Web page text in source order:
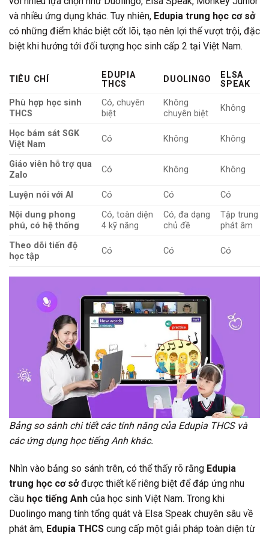
và nhiều ứng dụng khác. Tuy nhiên, Edupia trung học cơ sở
có những điểm khác biệt cốt lõi, tạo nên lợi thế vượt trội, đặc
biệt khi hướng tới đối tượng học sinh cấp 2 tại Việt Nam.
TIÊU CHÍ
EDUPIA
THCS
DUOLINGO
ELSA
SPEAK
Phù hợp học sinh
THCS
Có, chuyên
biệt
Không
chuyên biệt
Không
Học bám sát SGK
Việt Nam
Có Không Không
Giáo viên hỗ trợ qua
Zalo
Có Không Không
Luyện nói với AI Có Có
Có
Nội dung phong
phú, có hệ thống
Có, toàn diện
4 kỹ năng
Có, đa dạng
chủ đề
Tập trung
phát âm
Theo dõi tiến độ
học tập
Có Có Có
Bảng so sánh chi tiết các tính năng của Edupia THCS và
các ứng dụng học tiếng Anh khác.
Nhìn vào bảng so sánh trên, có thể thấy rõ rằng Edupia
trung học cơ sởđược thiết kế riêng biệt để đáp ứng nhu
cầu học tiếng Anh của học sinh Việt Nam. Trong khi
Duolingo mang tính tổng quát và Elsa Speak chuyên sâu về
phát âm, Edupia THCS cung cấp một giải pháp toàn diện từ